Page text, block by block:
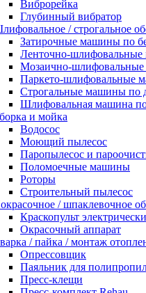
Виброрейка
Глубинный вибратор
/ строгальное
Затирочные машины по
Ленточно-
Мозаично-
Паркето-шлифовальные
Строгальные машины по
Шлифовальная машина
и мойка
Водосос
Моющий пылесос
Паропылесос и
Поломоечные машины
Роторы
Строительный пылесос
/ шпаклевочное
Краскопульт
Окрасочный аппарат
/ пайка / монтаж
Опрессовщик
Паяльник для
Пресс-клещи